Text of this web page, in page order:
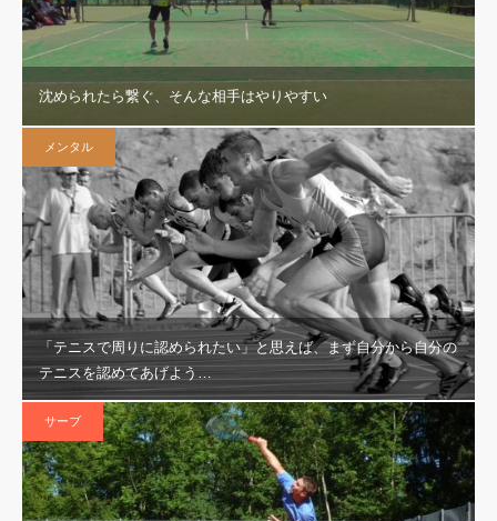
沈められたら繋ぐ、そんな相手はやりやすい
メンタル
「テニスで周りに認められたい」と思えば、まず自分から自分の
テニスを認めてあげよう…
サーブ